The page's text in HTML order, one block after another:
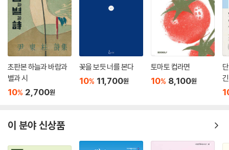
초판본 하늘과 바람과
별과 시
10% 2,700원
꽃을 보듯 너를 본다
10% 11,700원
토마토 컵라면
10% 8,100원
이 분야 신상품